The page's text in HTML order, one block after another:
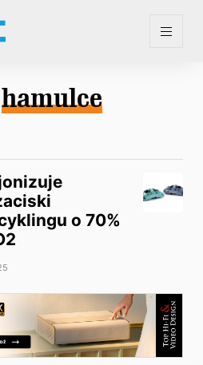
hamulce
o 70%